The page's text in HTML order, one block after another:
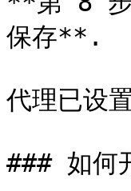
保存**.
代理已设
### 如何